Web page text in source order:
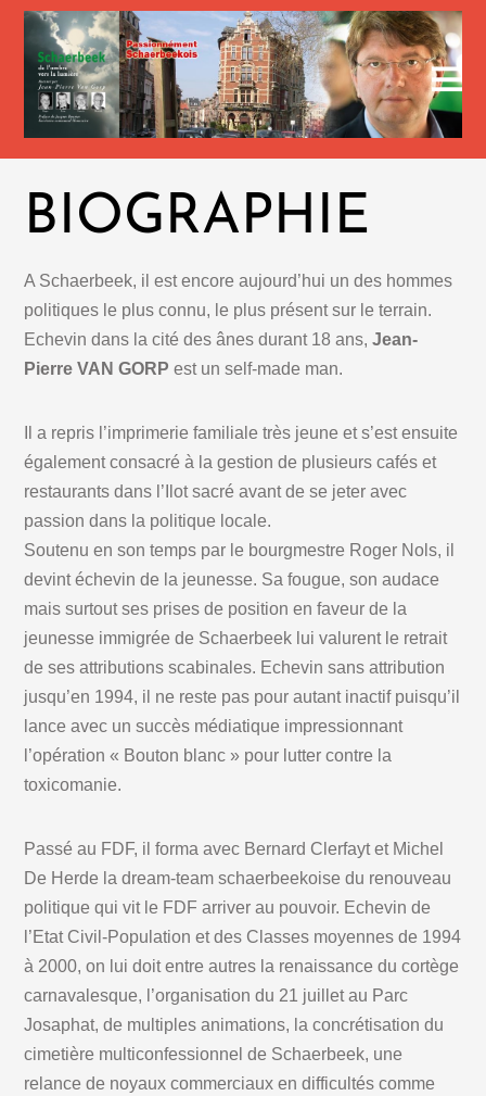
BIOGRAPHIE
A Schaerbeek, il est encore aujourd’hui un des hommes
politiques le plus connu, le plus présent sur le terrain.
Echevin dans la cité des ânes durant 18 ans,Jean-
Pierre VAN GORP est un self-made man.
Il a repris l’imprimerie familiale très jeune et s’est ensuite
également consacré à la gestion de plusieurs cafés et
restaurants dans l’Ilot sacré avant de se jeter avec
passion dans la politique locale.
Soutenu en son temps par le bourgmestre Roger Nols, il
devint échevin de la jeunesse. Sa fougue, son audace
mais surtout ses prises de position en faveur de la
jeunesse immigrée de Schaerbeek lui valurent le retrait
de ses attributions scabinales. Echevin sans attribution
jusqu’en 1994, il ne reste pas pour autant inactif puisqu’il
lance avec un succès médiatique impressionnant
l’opération « Bouton blanc » pour lutter contre la
toxicomanie.
Passé au FDF, il forma avec Bernard Clerfayt et Michel
De Herde la dream-team schaerbeekoise du renouveau
politique qui vit le FDF arriver au pouvoir. Echevin de
l’Etat Civil-Population et des Classes moyennes de 1994
à 2000, on lui doit entre autres la renaissance du cortège
carnavalesque, l’organisation du 21 juillet au Parc
Josaphat, de multiples animations, la concrétisation du
cimetière multiconfessionnel de Schaerbeek, une
relance de noyaux commerciaux en difficultés comme